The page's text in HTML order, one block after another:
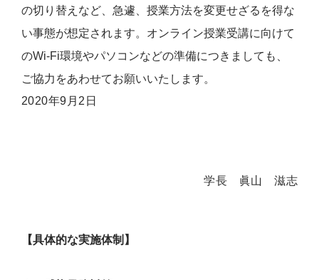
の切り替えなど、急遽、授業方法を変更せざるを得な
い事態が想定されます。オンライン授業受講に向けて
のWi-Fi環境やパソコンなどの準備につきましても、
ご協力をあわせてお願いいたします。
2020年9月2日
学長 眞山 滋志
【具体的な実施体制】